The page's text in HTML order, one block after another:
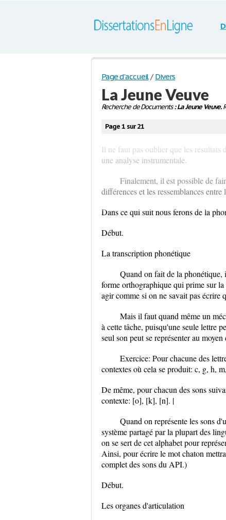
Page d'accueil / Divers
La Jeune Veuve
Recherche de Documents: La Jeune Veuve.
Page 1 sur 21
Il ne faut pas oublier que les
une analyse instrumentale.
Finalement, il est possible de
différences et les ressemblances entre
Dans ce qui suit nous ferons de la
Début.
La transcription phonétique
Quand on fait de la phonétique,
forme orthographique qui prime sur
agir comme si on ne savait pas écrire
Mais il faut quand même un
à cette tâche, puisqu'une seule lettre
seul son peut se représenter au
Exercice: Pour chacune des
contextes où cela se produit: c, g, h,
De même, pour chacun des sons
contexte: [o], [k], [n]. |
Quand on représente les sons
système partagé par la plupart des
on se sert de cet alphabet pour
Ainsi, pour écrire le mot chaton
complet des sons du API.)
Début.
Les organes d'articulation